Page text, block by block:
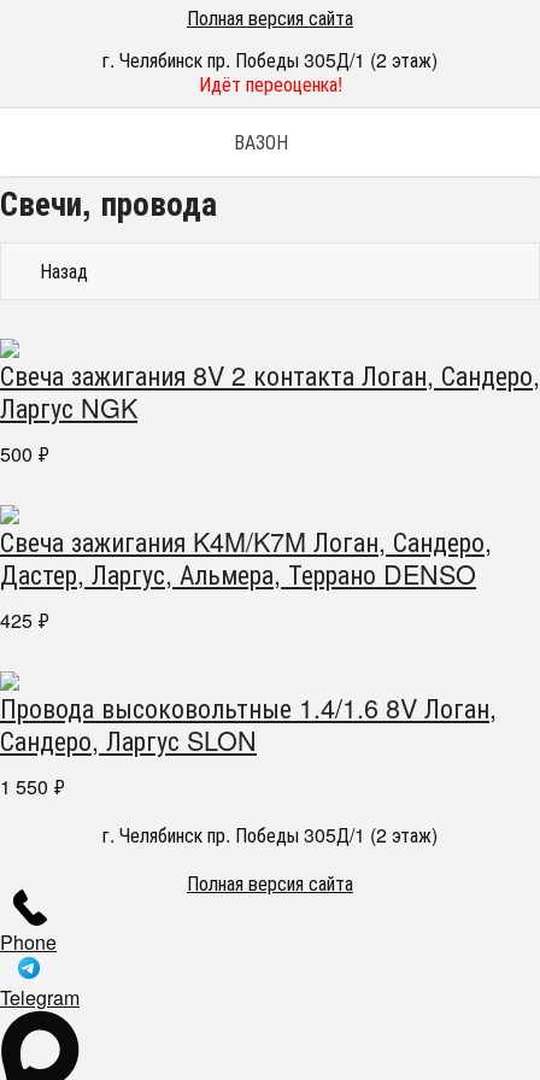
Полная версия сайта
г. Челябинск пр. Победы 305Д/1 (2 этаж)
Идёт переоценка!
ВАЗОН
Свечи, провода
Назад
Свеча зажигания 8V 2 контакта Логан, Сандеро,
Ларгус NGK
500 ₽
Свеча зажигания K4M/K7M Логан, Сандеро,
Дастер, Ларгус, Альмера, Террано DENSO
425 ₽
Провода высоковольтные 1.4/1.6 8V Логан,
Сандеро, Ларгус SLON
1 550 ₽
г. Челябинск пр. Победы 305Д/1 (2 этаж)
Полная версия сайта
Phone
Telegram